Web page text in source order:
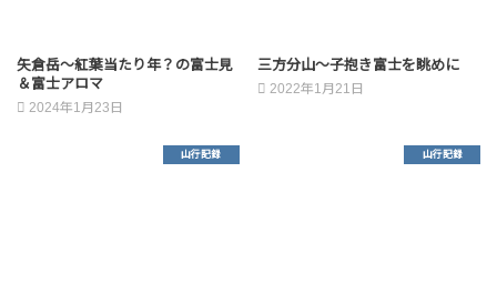
矢倉岳～紅葉当たり年？の富士見
＆富士アロマ
2024年1月23日
三方分山～子抱き富士を眺めに
2022年1月21日
山行記録 山行記録